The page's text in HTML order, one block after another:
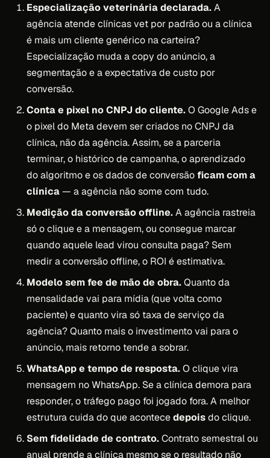
Especialização veterinária declarada.A
agência atende clínicas vet por padrão ou a clínica
é mais um cliente genérico na carteira?
Especialização muda a copy do anúncio, a
segmentação e a expectativa de custo por
conversão.
Conta e pixel no CNPJ do cliente.O Google Ads e
o pixel do Meta devem ser criados no CNPJ da
clínica, não da agência. Assim, se a parceria
terminar, o histórico de campanha, o aprendizado
do algoritmo e os dados de conversãoficam com a
clínica— a agência não some com tudo.
Medição da conversão offline.A agência rastreia
só o clique e a mensagem, ou consegue marcar
quando aquele lead virou consulta paga? Sem
medir a conversão offline, o ROI é estimativa.
Modelo sem fee de mão de obra.Quanto da
mensalidade vai para mídia (que volta como
paciente) e quanto vira só taxa de serviço da
agência? Quanto mais o investimento vai para o
anúncio, mais retorno tende a sobrar.
WhatsApp e tempo de resposta.O clique vira
mensagem no WhatsApp. Se a clínica demora para
responder, o tráfego pago foi jogado fora. A melhor
estrutura cuida do que acontecedepoisdo clique.
Sem fidelidade de contrato.Contrato semestral ou
anual prende a clínica mesmo se o resultado não